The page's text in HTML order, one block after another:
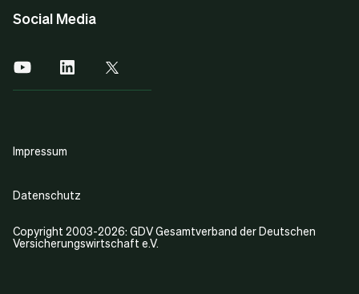
Social Media
Copyright 2003-2026: GDV Gesamtverband der Deutschen
Versicherungswirtschaft e.V.
Impressum
Datenschutz